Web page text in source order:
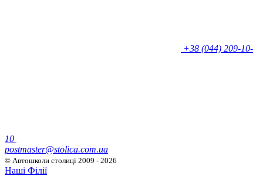
+38 (044) 209-10-
10
postmaster@stolica.com.ua
© Автошколи столиці 2009 - 2026
Наші Філії